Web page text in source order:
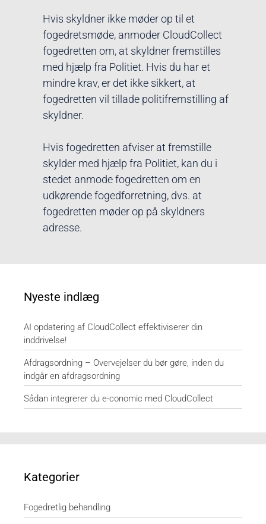
Hvis skyldner ikke møder op til et
fogedretsmøde, anmoder CloudCollect
fogedretten om, at skyldner fremstilles
med hjælp fra Politiet. Hvis du har et
mindre krav, er det ikke sikkert, at
fogedretten vil tillade politifremstilling af
skyldner.
Hvis fogedretten afviser at fremstille
skylder med hjælp fra Politiet, kan du i
stedet anmode fogedretten om en
udkørende fogedforretning, dvs. at
fogedretten møder op på skyldners
adresse.
Nyeste indlæg
AI opdatering af CloudCollect effektiviserer din
inddrivelse!
Afdragsordning – Overvejelser du bør gøre, inden du
indgår en afdragsordning
Sådan integrerer du e-conomic med CloudCollect
Kategorier
Fogedretlig behandling